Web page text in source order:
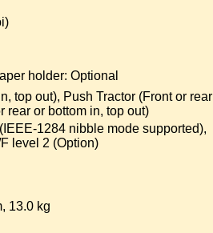
holder: Optional
top out), Push Tractor (Front or rear
rear or bottom in, top out)
1284 nibble mode supported),
level 2 (Option)
13.0 kg